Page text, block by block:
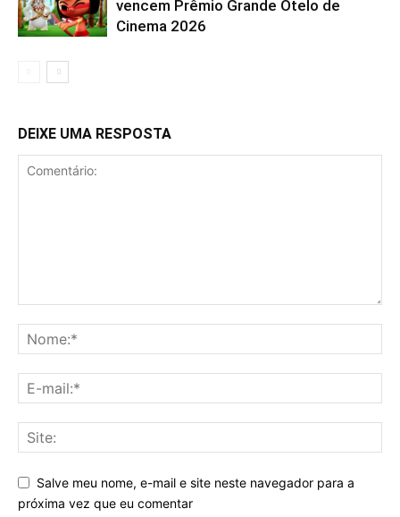
vencem Prêmio Grande Otelo de
Cinema 2026
DEIXE UMA RESPOSTA
Salve meu nome, e-mail e site neste navegador para a
próxima vez que eu comentar